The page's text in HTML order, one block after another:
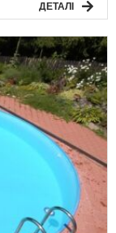
ДЕТАЛІ